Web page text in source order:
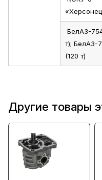
БелАЗ-
т); БелАЗ-
(120 т)
Другие товары